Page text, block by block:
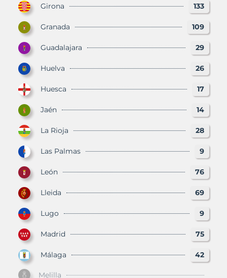
Girona 133
Granada 109
Guadalajara 29
Huelva 26
Huesca 17
Jaén 14
La Rioja 28
Las Palmas 9
León 76
Lleida 69
Lugo 9
Madrid 75
Málaga 42
Melilla